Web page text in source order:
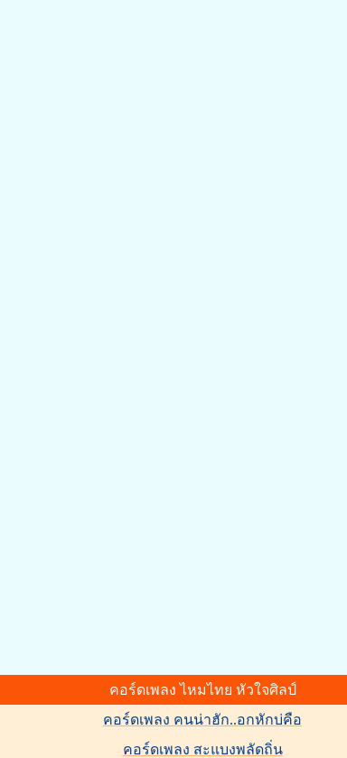
คอร์ดเพลง ไหมไทย หัวใจศิลป์
คอร์ดเพลง คนน่าฮัก..อกหักบ่คือ
คอร์ดเพลง สะแบงพลัดถิ่น